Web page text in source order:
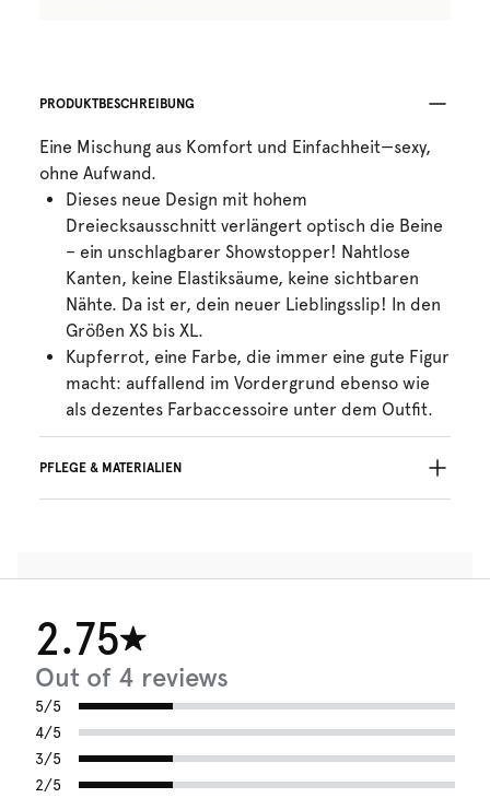
PRODUKTBESCHREIBUNG
Eine Mischung aus Komfort und Einfachheit—sexy,
ohne Aufwand.
Dieses neue Design mit hohem
Dreiecksausschnitt verlängert optisch die Beine
– ein unschlagbarer Showstopper! Nahtlose
Kanten, keine Elastiksäume, keine sichtbaren
Nähte. Da ist er, dein neuer Lieblingsslip! In den
Größen XS bis XL.
Kupferrot, eine Farbe, die immer eine gute Figur
macht: auffallend im Vordergrund ebenso wie
als dezentes Farbaccessoire unter dem Outfit.
PFLEGE & MATERIALIEN
Baumwolle:7%, Polyamid:73%, Elasthan:20%
2.75
Out of 4 reviews
5/5
4/5
3/5
2/5